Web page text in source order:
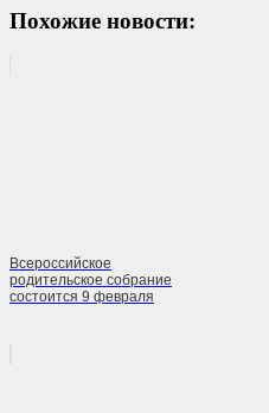
Похожие новости:
Всероссийское
родительское собрание
состоится 9 февраля